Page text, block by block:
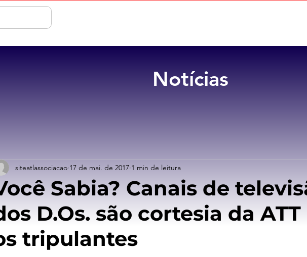
Notícias
Sabia? Canais de
D.Os. são cortesia da
tripulantes
siteatlassociacao 17 de mai. de 2017 1 min de leitura